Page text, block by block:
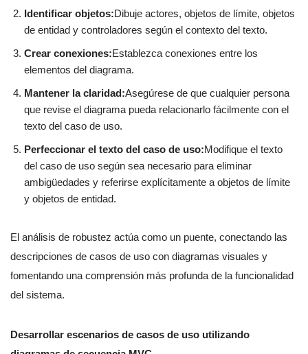
Identificar objetos:Dibuje actores, objetos de límite, objetos
de entidad y controladores según el contexto del texto.
Crear conexiones:Establezca conexiones entre los
elementos del diagrama.
Mantener la claridad:Asegúrese de que cualquier persona
que revise el diagrama pueda relacionarlo fácilmente con el
texto del caso de uso.
Perfeccionar el texto del caso de uso:Modifique el texto
del caso de uso según sea necesario para eliminar
ambigüedades y referirse explícitamente a objetos de límite
y objetos de entidad.
El análisis de robustez actúa como un puente, conectando las
descripciones de casos de uso con diagramas visuales y
fomentando una comprensión más profunda de la funcionalidad
del sistema.
Desarrollar escenarios de casos de uso utilizando